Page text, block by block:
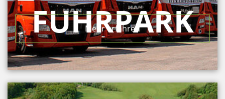
FUHRPARK
Mehr erfahren